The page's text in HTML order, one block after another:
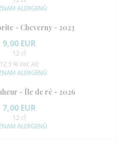
ALERGENŮ
- Cheverny - 2023
9,00 EUR
12 cl
12,5 % Vol. Alc
ALERGENŮ
- Île de ré - 2026
7,00 EUR
12 cl
ALERGENŮ